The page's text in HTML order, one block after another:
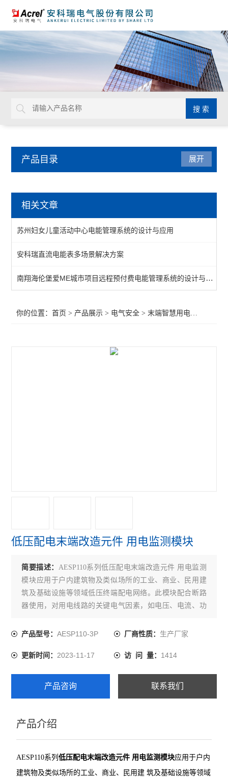
产品目录
AISD智能安全配电装置
末端智慧用电监测装置
电气防火限流式保护箱
工业绝缘故障定位系统监测
医用隔离电源绝缘监测装置
消防设备电源监控系统
电气火灾监控系统
展开
相关文章
苏州妇女儿童活动中心电能管理系统的设计与应用
安科瑞直流电能表多场景解决方案
南翔海伦堡爱ME城市项目远程预付费电能管理系统的设计与应用
你的位置：首页 > 产品展示 > 电气安全 >末端智慧用电监测装置
低压配电末端改造元件 用电监测模块
简要描述： AESP110系列低压配电末端改造元件 用电监测
模块应用于户内建筑物及类似场所的工业、商业、民用建
筑及基础设施等领域低压终端配电网络。此模块配合断路
器使用，对用电线路的关键电气因素，如电压、电流、功
量统计等功能。
产品型号：AESP110-3P 厂商性质： 生产厂家
更新时间：2023-11-17 访 问 量： 1414
产品咨询 联系我们
产品介绍
AESP110系列低压配电末端改造元件 用电监测模块应用于户内
建筑物及类似场所的工业、商业、民用建筑及基础设施等领域